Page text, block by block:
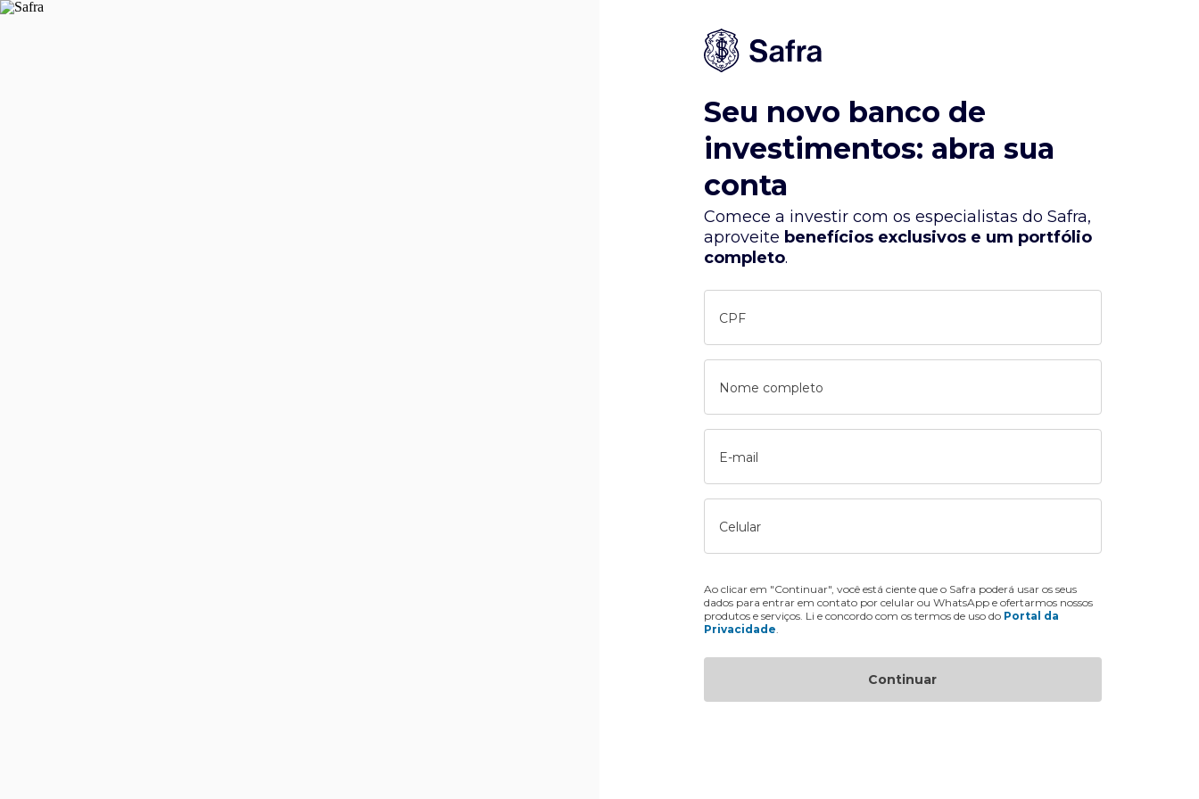
Seu novo banco de
investimentos: abra sua
conta
Comece a investir com os especialistas do Safra,
aproveite benefícios exclusivos e um portfólio
completo.
CPF
Nome completo
E-mail
Celular
Ao clicar em "Continuar", você está ciente que o Safra poderá usar os seus
dados para entrar em contato por celular ou WhatsApp e ofertarmos nossos
produtos e serviços. Li e concordo com os termos de uso do Portal da
Privacidade
Continuar